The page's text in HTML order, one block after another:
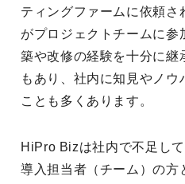
ティングファームに依頼さ
がプロジェクトチームに
築や改修の経験を十分に継
もあり、社内に知見やノ
ことも多くあります。
HiPro Bizは社内で不足し
導入担当者（チーム）の方